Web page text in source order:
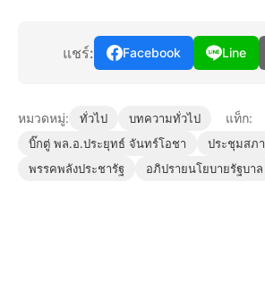
แชร์: Facebook Line
หมวดหมู่: ทั่วไป บทความทั่วไป แท็ก:
บิ๊กตู่ พล.อ.ประยุทธ์ จันทร์โอชา
ประชุมสภา
พรรคพลังประชารัฐ
อภิปรายนโยบายรัฐบาล